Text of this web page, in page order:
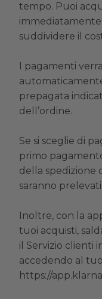
tempo. Puoi
suddividere il
I pagamenti
prepagata
dell’ordine.
Se si sceglie di
primo
della spedizione
saranno
Inoltre, con la
tuoi acquisti,
il Servizio clienti
accedendo al
https://